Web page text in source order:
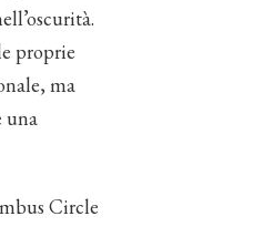
proprie
ma
una
Circle